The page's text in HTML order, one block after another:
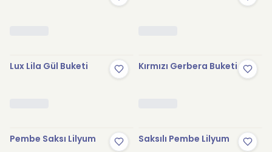
Lux Lila Gül Buketi Kırmızı Gerbera Buketi
Pembe Saksı Lilyum Saksılı Pembe Lilyum